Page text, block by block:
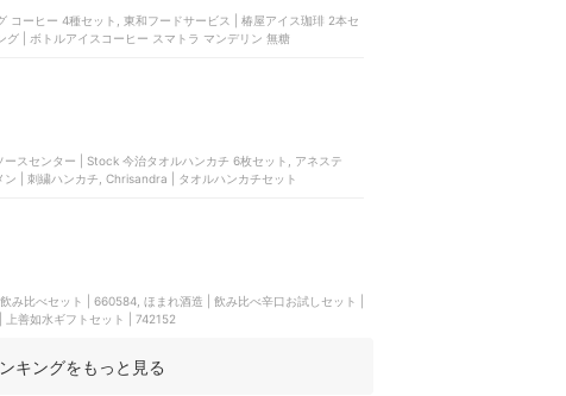
ーヒー 4種セット, 東和フードサービス | 椿屋アイス珈琲 2本セ
| ボトルアイスコーヒー スマトラ マンデリン 無糖
スセンター | Stock 今治タオルハンカチ 6枚セット, アネステ
| 刺繍ハンカチ, Chrisandra | タオルハンカチセット
比べセット | 660584, ほまれ酒造 | 飲み比べ辛口お試しセット |
善如水ギフトセット | 742152
キングをもっと見る